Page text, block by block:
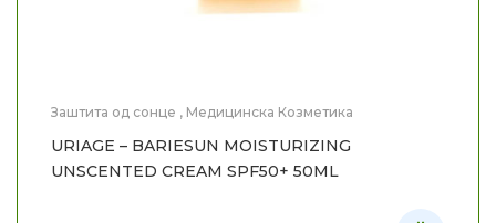
Заштита од сонце , Медицинска Козметика
URIAGE – BARIESUN MOISTURIZING
UNSCENTED CREAM SPF50+ 50ML